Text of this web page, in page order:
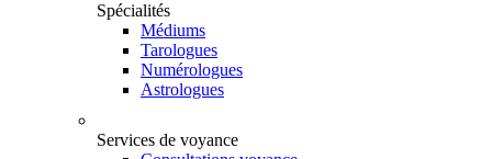
Spécialités
Médiums
Tarologues
Numérologues
Astrologues
Services de voyance